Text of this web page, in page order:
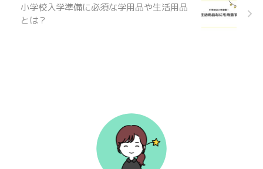
小学校入学準備に必須な学用品や生活用品
とは？